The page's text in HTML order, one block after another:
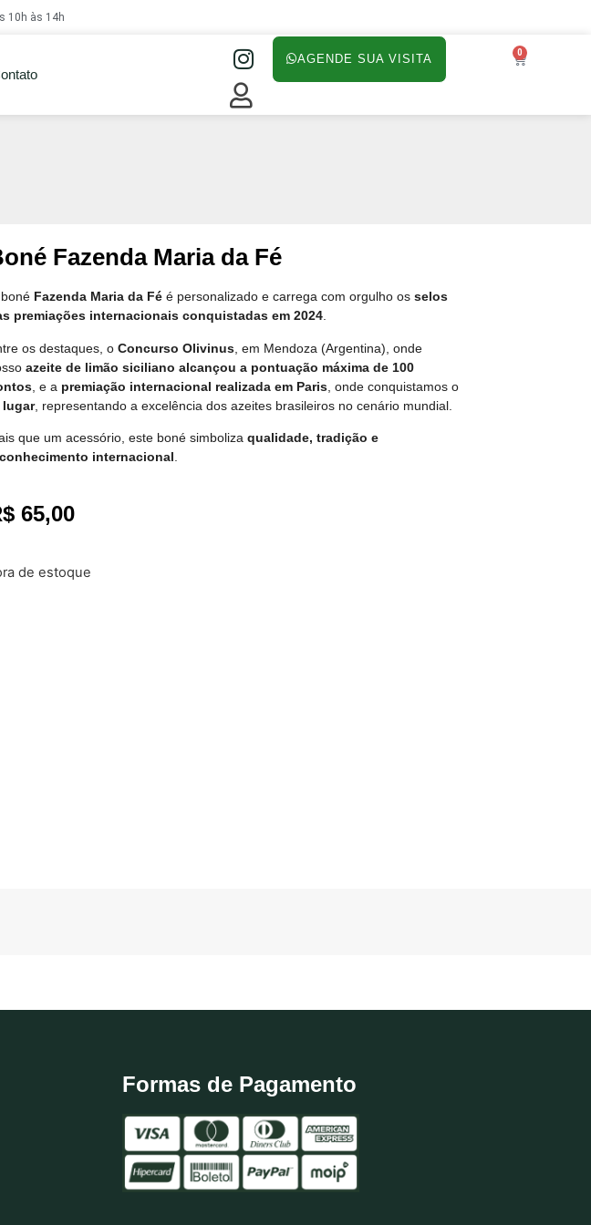
10h às 14h
AGENDE SUA VISITA 0
Fazenda Maria da Fé
Fazenda Maria da Fé é personalizado e carrega com orgulho os selos
premiações internacionais conquistadas em 2024.
os destaques, o Concurso Olivinus , em Mendoza (Argentina), onde
azeite de limão siciliano alcançou a pontuação máxima de 100
, e a premiação internacional realizada em Paris , onde conquistamos o
lugar, representando a excelência dos azeites brasileiros no cenário mundial.
que um acessório, este boné simboliza qualidade, tradição e
internacional
65,00
de estoque
Formas de Pagamento